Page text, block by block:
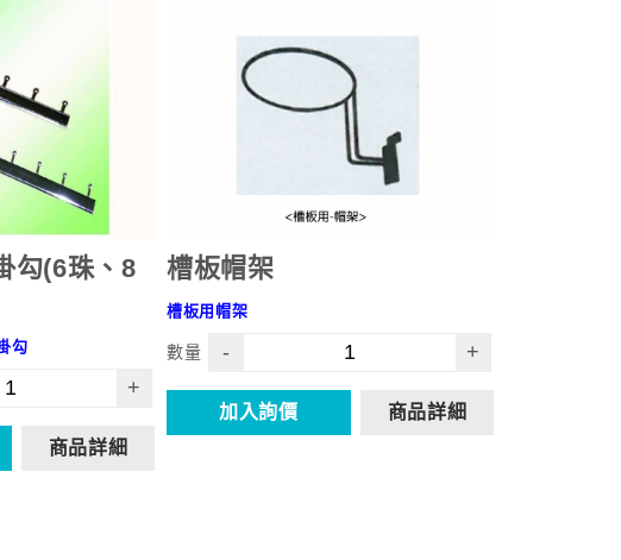
勾(6珠、8
勾
+
商品詳細
槽板帽架
槽板用帽架
數量 - +
加入詢價 商品詳細